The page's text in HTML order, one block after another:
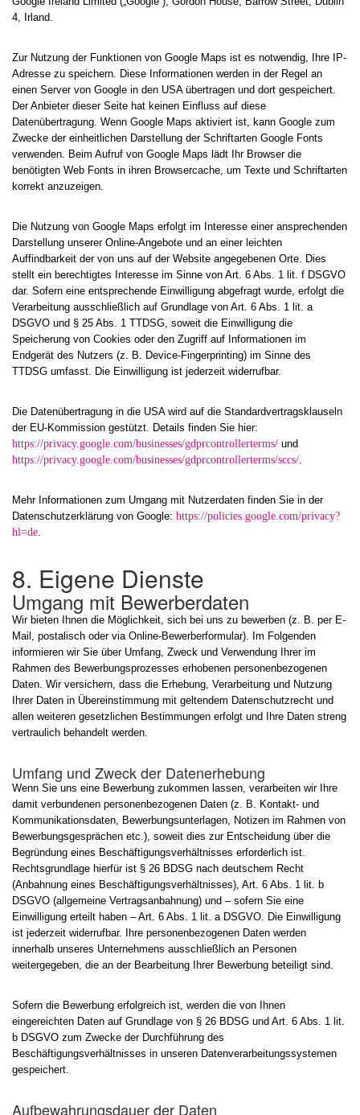
4, Irland.
Zur Nutzung der Funktionen von Google Maps ist es notwendig, Ihre IP-
Adresse zu speichern. Diese Informationen werden in der Regel an
einen Server von Google in den USA übertragen und dort gespeichert.
Der Anbieter dieser Seite hat keinen Einfluss auf diese
Datenübertragung. Wenn Google Maps aktiviert ist, kann Google zum
Zwecke der einheitlichen Darstellung der Schriftarten Google Fonts
verwenden. Beim Aufruf von Google Maps lädt Ihr Browser die
benötigten Web Fonts in ihren Browsercache, um Texte und Schriftarten
korrekt anzuzeigen.
Die Nutzung von Google Maps erfolgt im Interesse einer ansprechenden
Darstellung unserer Online-Angebote und an einer leichten
Auffindbarkeit der von uns auf der Website angegebenen Orte. Dies
stellt ein berechtigtes Interesse im Sinne von Art. 6 Abs. 1 lit. f DSGVO
dar. Sofern eine entsprechende Einwilligung abgefragt wurde, erfolgt die
Verarbeitung ausschließlich auf Grundlage von Art. 6 Abs. 1 lit. a
DSGVO und § 25 Abs. 1 TTDSG, soweit die Einwilligung die
Speicherung von Cookies oder den Zugriff auf Informationen im
Endgerät des Nutzers (z. B. Device-Fingerprinting) im Sinne des
TTDSG umfasst. Die Einwilligung ist jederzeit widerrufbar.
Die Datenübertragung in die USA wird auf die Standardvertragsklauseln
der EU-Kommission gestützt. Details finden Sie hier:
https://privacy.google.com/businesses/gdprcontrollerterms/ und
https://privacy.google.com/businesses/gdprcontrollerterms/sccs/.
Mehr Informationen zum Umgang mit Nutzerdaten finden Sie in der
Datenschutzerklärung von Google: https://policies.google.com/privacy?
hl=de.
8. Eigene Dienste
Umgang mit Bewerberdaten
Wir bieten Ihnen die Möglichkeit, sich bei uns zu bewerben (z. B. per E-
Mail, postalisch oder via Online-Bewerberformular). Im Folgenden
informieren wir Sie über Umfang, Zweck und Verwendung Ihrer im
Rahmen des Bewerbungsprozesses erhobenen personenbezogenen
Daten. Wir versichern, dass die Erhebung, Verarbeitung und Nutzung
Ihrer Daten in Übereinstimmung mit geltendem Datenschutzrecht und
allen weiteren gesetzlichen Bestimmungen erfolgt und Ihre Daten streng
vertraulich behandelt werden.
Umfang und Zweck der Datenerhebung
Wenn Sie uns eine Bewerbung zukommen lassen, verarbeiten wir Ihre
damit verbundenen personenbezogenen Daten (z. B. Kontakt- und
Kommunikationsdaten, Bewerbungsunterlagen, Notizen im Rahmen von
Bewerbungsgesprächen etc.), soweit dies zur Entscheidung über die
Begründung eines Beschäftigungsverhältnisses erforderlich ist.
Rechtsgrundlage hierfür ist § 26 BDSG nach deutschem Recht
(Anbahnung eines Beschäftigungsverhältnisses), Art. 6 Abs. 1 lit. b
DSGVO (allgemeine Vertragsanbahnung) und – sofern Sie eine
Einwilligung erteilt haben – Art. 6 Abs. 1 lit. a DSGVO. Die Einwilligung
ist jederzeit widerrufbar. Ihre personenbezogenen Daten werden
innerhalb unseres Unternehmens ausschließlich an Personen
weitergegeben, die an der Bearbeitung Ihrer Bewerbung beteiligt sind.
Sofern die Bewerbung erfolgreich ist, werden die von Ihnen
eingereichten Daten auf Grundlage von § 26 BDSG und Art. 6 Abs. 1 lit.
b DSGVO zum Zwecke der Durchführung des
Beschäftigungsverhältnisses in unseren Datenverarbeitungssystemen
gespeichert.
Aufbewahrungsdauer der Daten